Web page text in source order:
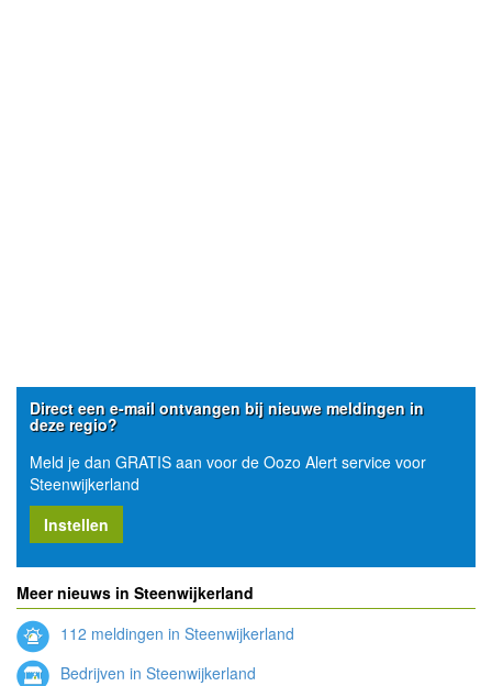
Direct een e-mail ontvangen bij nieuwe meldingen in
deze regio?
Meld je dan GRATIS aan voor de Oozo Alert service voor
Steenwijkerland
Instellen
Meer nieuws in Steenwijkerland
112 meldingen in Steenwijkerland
Bedrijven in Steenwijkerland